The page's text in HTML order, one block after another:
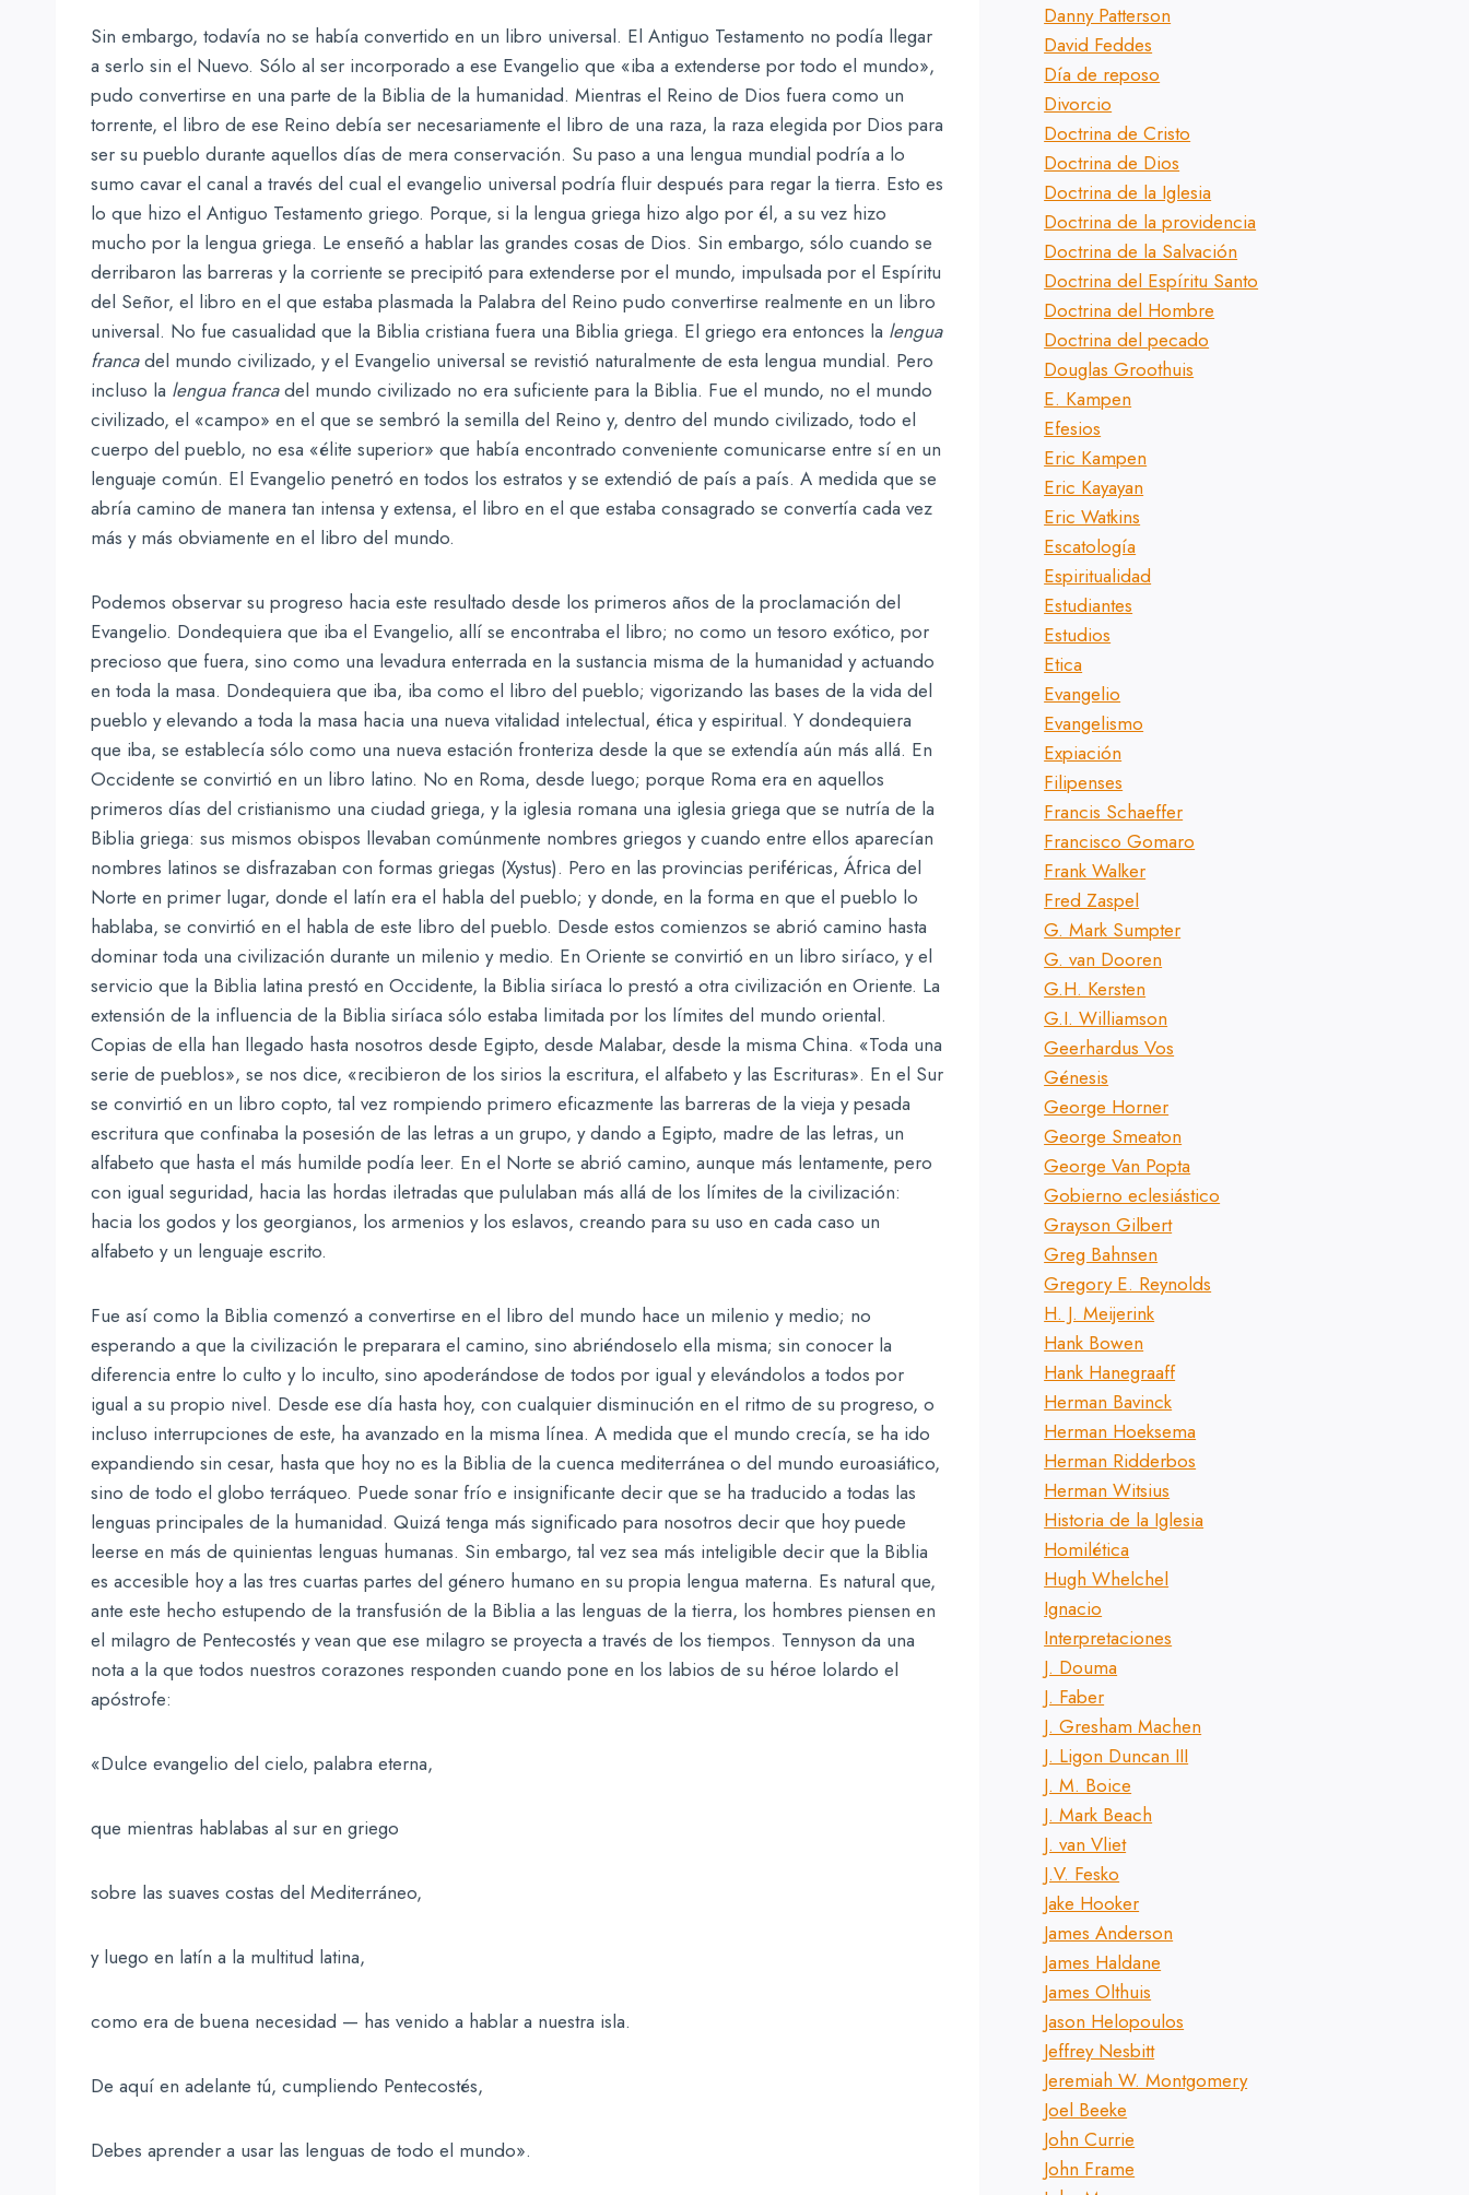
Sin embargo, todavía no se había convertido en un libro universal. El Antiguo Testamento no podía llegar
a serlo sin el Nuevo. Sólo al ser incorporado a ese Evangelio que «iba a extenderse por todo el mundo»,
pudo convertirse en una parte de la Biblia de la humanidad. Mientras el Reino de Dios fuera como un
torrente, el libro de ese Reino debía ser necesariamente el libro de una raza, la raza elegida por Dios para
ser su pueblo durante aquellos días de mera conservación. Su paso a una lengua mundial podría a lo
sumo cavar el canal a través del cual el evangelio universal podría fluir después para regar la tierra. Esto es
lo que hizo el Antiguo Testamento griego. Porque, si la lengua griega hizo algo por él, a su vez hizo
mucho por la lengua griega. Le enseñó a hablar las grandes cosas de Dios. Sin embargo, sólo cuando se
derribaron las barreras y la corriente se precipitó para extenderse por el mundo, impulsada por el Espíritu
del Señor, el libro en el que estaba plasmada la Palabra del Reino pudo convertirse realmente en un libro
universal. No fue casualidad que la Biblia cristiana fuera una Biblia griega. El griego era entonces la lengua
francadel mundo civilizado, y el Evangelio universal se revistió naturalmente de esta lengua mundial. Pero
incluso la lengua francadel mundo civilizado no era suficiente para la Biblia. Fue el mundo, no el mundo
civilizado, el «campo» en el que se sembró la semilla del Reino y, dentro del mundo civilizado, todo el
cuerpo del pueblo, no esa «élite superior» que había encontrado conveniente comunicarse entre sí en un
lenguaje común. El Evangelio penetró en todos los estratos y se extendió de país a país. A medida que se
abría camino de manera tan intensa y extensa, el libro en el que estaba consagrado se convertía cada vez
más y más obviamente en el libro del mundo.
Podemos observar su progreso hacia este resultado desde los primeros años de la proclamación del
Evangelio. Dondequiera que iba el Evangelio, allí se encontraba el libro; no como un tesoro exótico, por
precioso que fuera, sino como una levadura enterrada en la sustancia misma de la humanidad y actuando
en toda la masa. Dondequiera que iba, iba como el libro del pueblo; vigorizando las bases de la vida del
pueblo y elevando a toda la masa hacia una nueva vitalidad intelectual, ética y espiritual. Y dondequiera
que iba, se establecía sólo como una nueva estación fronteriza desde la que se extendía aún más allá. En
Occidente se convirtió en un libro latino. No en Roma, desde luego; porque Roma era en aquellos
primeros días del cristianismo una ciudad griega, y la iglesia romana una iglesia griega que se nutría de la
Biblia griega: sus mismos obispos llevaban comúnmente nombres griegos y cuando entre ellos aparecían
nombres latinos se disfrazaban con formas griegas (Xystus). Pero en las provincias periféricas, África del
Norte en primer lugar, donde el latín era el habla del pueblo; y donde, en la forma en que el pueblo lo
hablaba, se convirtió en el habla de este libro del pueblo. Desde estos comienzos se abrió camino hasta
dominar toda una civilización durante un milenio y medio. En Oriente se convirtió en un libro siríaco, y el
servicio que la Biblia latina prestó en Occidente, la Biblia siríaca lo prestó a otra civilización en Oriente. La
extensión de la influencia de la Biblia siríaca sólo estaba limitada por los límites del mundo oriental.
Copias de ella han llegado hasta nosotros desde Egipto, desde Malabar, desde la misma China. «Toda una
serie de pueblos», se nos dice, «recibieron de los sirios la escritura, el alfabeto y las Escrituras». En el Sur
se convirtió en un libro copto, tal vez rompiendo primero eficazmente las barreras de la vieja y pesada
escritura que confinaba la posesión de las letras a un grupo, y dando a Egipto, madre de las letras, un
alfabeto que hasta el más humilde podía leer. En el Norte se abrió camino, aunque más lentamente, pero
con igual seguridad, hacia las hordas iletradas que pululaban más allá de los límites de la civilización:
hacia los godos y los georgianos, los armenios y los eslavos, creando para su uso en cada caso un
alfabeto y un lenguaje escrito.
Fue así como la Biblia comenzó a convertirse en el libro del mundo hace un milenio y medio; no
esperando a que la civilización le preparara el camino, sino abriéndoselo ella misma; sin conocer la
diferencia entre lo culto y lo inculto, sino apoderándose de todos por igual y elevándolos a todos por
igual a su propio nivel. Desde ese día hasta hoy, con cualquier disminución en el ritmo de su progreso, o
incluso interrupciones de este, ha avanzado en la misma línea. A medida que el mundo crecía, se ha ido
expandiendo sin cesar, hasta que hoy no es la Biblia de la cuenca mediterránea o del mundo euroasiático,
sino de todo el globo terráqueo. Puede sonar frío e insignificante decir que se ha traducido a todas las
lenguas principales de la humanidad. Quizá tenga más significado para nosotros decir que hoy puede
leerse en más de quinientas lenguas humanas. Sin embargo, tal vez sea más inteligible decir que la Biblia
es accesible hoy a las tres cuartas partes del género humano en su propia lengua materna. Es natural que,
ante este hecho estupendo de la transfusión de la Biblia a las lenguas de la tierra, los hombres piensen en
el milagro de Pentecostés y vean que ese milagro se proyecta a través de los tiempos. Tennyson da una
nota a la que todos nuestros corazones responden cuando pone en los labios de su héroe lolardo el
apóstrofe:
«Dulce evangelio del cielo, palabra eterna,
que mientras hablabas al sur en griego
sobre las suaves costas del Mediterráneo,
y luego en latín a la multitud latina,
como era de buena necesidad — has venido a hablar a nuestra isla.
De aquí en adelante tú, cumpliendo Pentecostés,
Debes aprender a usar las lenguas de todo el mundo».
Danny Patterson
David Feddes
Día de reposo
Divorcio
Doctrina de Cristo
Doctrina de Dios
Doctrina de la Iglesia
Doctrina de la providencia
Doctrina de la Salvación
Doctrina del Espíritu Santo
Doctrina del Hombre
Doctrina del pecado
Douglas Groothuis
E. Kampen
Efesios
Eric Kampen
Eric Kayayan
Eric Watkins
Escatología
Espiritualidad
Estudiantes
Estudios
Etica
Evangelio
Evangelismo
Expiación
Filipenses
Francis Schaeffer
Francisco Gomaro
Frank Walker
Fred Zaspel
G. Mark Sumpter
G. van Dooren
G.H. Kersten
G.I. Williamson
Geerhardus Vos
Génesis
George Horner
George Smeaton
George Van Popta
Gobierno eclesiástico
Grayson Gilbert
Greg Bahnsen
Gregory E. Reynolds
H. J. Meijerink
Hank Bowen
Hank Hanegraaff
Herman Bavinck
Herman Hoeksema
Herman Ridderbos
Herman Witsius
Historia de la Iglesia
Homilética
Hugh Whelchel
Ignacio
Interpretaciones
J. Douma
J. Faber
J. Gresham Machen
J. Ligon Duncan III
J. M. Boice
J. Mark Beach
J. van Vliet
J.V. Fesko
Jake Hooker
James Anderson
James Haldane
James Olthuis
Jason Helopoulos
Jeffrey Nesbitt
Jeremiah W. Montgomery
Joel Beeke
John Currie
John Frame